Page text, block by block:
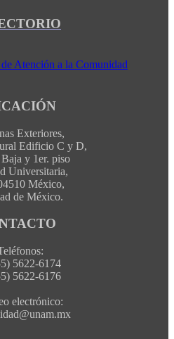
Exteriores,
Edificio C y D,
y 1er. piso
Universitaria,
México,
de México.
5622-6174
5622-6176
electrónico: